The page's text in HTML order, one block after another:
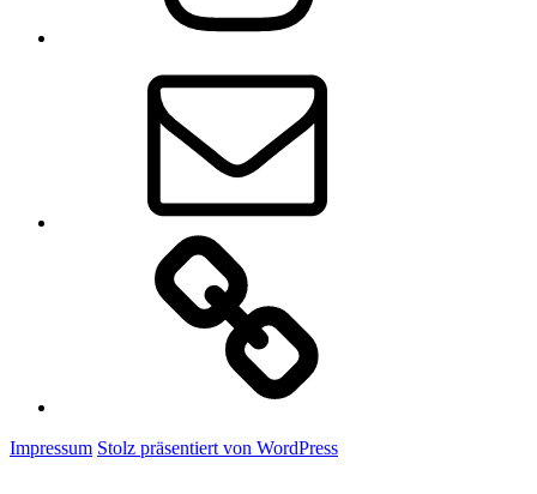
Impressum Stolz präsentiert von WordPress